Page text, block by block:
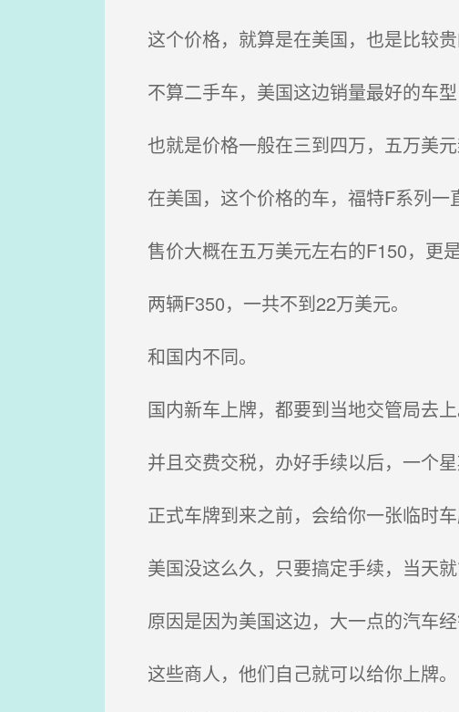
这个价格，就算是在美国，也是比较贵
不算二手车，美国这边销量最好的车型
也就是价格一般在三到四万，五万美元
在美国，这个价格的车，福特F系列一
售价大概在五万美元左右的F150，更
两辆F350，一共不到22万美元。
和国内不同。
国内新车上牌，都要到当地交管局去上
并且交费交税，办好手续以后，一个星
正式车牌到来之前，会给你一张临时车
美国没这么久，只要搞定手续，当天就
原因是因为美国这边，大一点的汽车经
这些商人，他们自己就可以给你上牌。